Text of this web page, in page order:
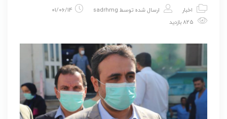
اخبار ارسال شده توسط sadrhmg
01/06/14